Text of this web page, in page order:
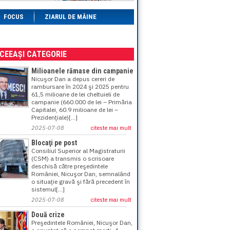
FOCUS ZIARUL DE MÂINE
CATEGORIE
Milioanele rămase din campanie
Nicuşor Dan a depus cereri de
rambursare în 2024 şi 2025 pentru
61,5 milioane de lei cheltuieli de
campanie (660.000 de lei – Primăria
Capitalei, 60.9 milioane de lei –
Prezidenţiale)[...]
2025-07-08 citeste mai mult
Blocaţi pe post
Consiliul Superior al Magistraturii
(CSM) a transmis o scrisoare
deschisă către preşedintele
României, Nicuşor Dan, semnalând
o situaţie gravă şi fără precedent în
sistemul[...]
2025-07-08 citeste mai mult
Două crize
Preşedintele României, Nicuşor Dan,